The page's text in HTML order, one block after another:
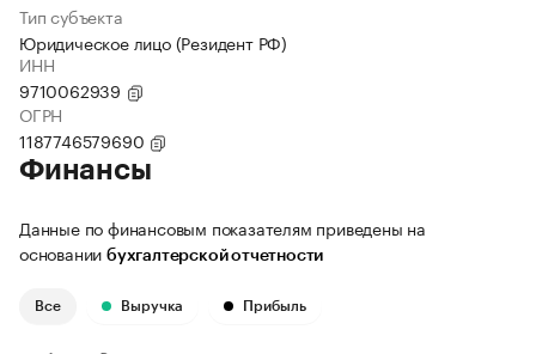
Тип субъекта
Юридическое лицо (Резидент РФ)
ИНН
9710062939
ОГРН
1187746579690
Финансы
Данные по финансовым показателям приведены на
основании бухгалтерской отчетности
Все Выручка Прибыль